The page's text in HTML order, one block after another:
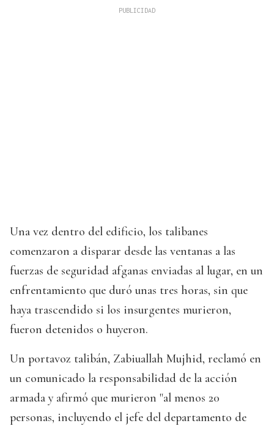
Una vez dentro del edificio, los talibanes
comenzaron a disparar desde las ventanas a las
fuerzas de seguridad afganas enviadas al lugar, en un
enfrentamiento que duró unas tres horas, sin que
haya trascendido si los insurgentes murieron,
fueron detenidos o huyeron.
Un portavoz talibán, Zabiuallah Mujhid, reclamó en
un comunicado la responsabilidad de la acción
armada y afirmó que murieron "al menos 20
personas, incluyendo el jefe del departamento de